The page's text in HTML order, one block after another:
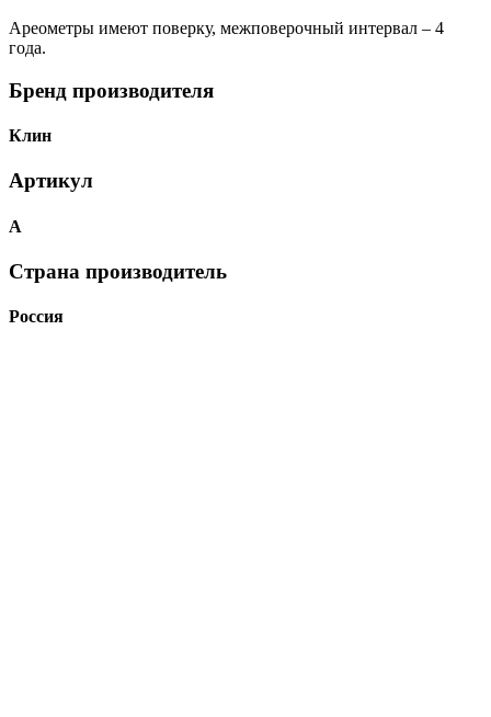
Ареометры имеют поверку, межповерочный интервал – 4
года.
Бренд производителя
Клин
Артикул
А
Страна производитель
Россия